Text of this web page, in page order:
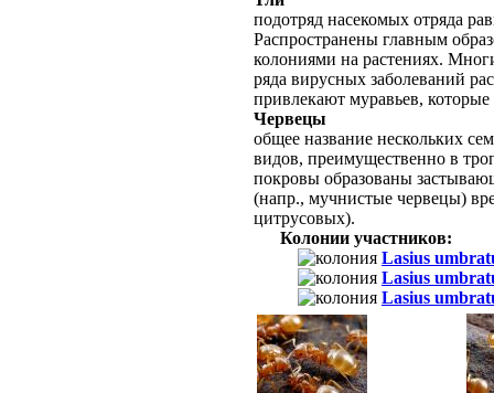
подотряд насекомых отряда
Распространены главным
колониями на растениях.
ряда вирусных заболеваний
привлекают муравьев,
Червецы
общее название нескольких
видов, преимущественно в
покровы образованы
(напр., мучнистые червецы)
цитрусовых).
Колонии участников:
Lasius
Lasius
Lasius